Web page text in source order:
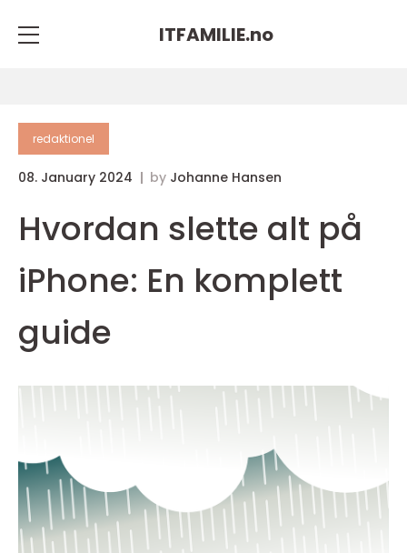
ITFAMILIE.no
redaktionel
08. January 2024 by Johanne Hansen
Hvordan slette alt på
iPhone: En komplett
guide